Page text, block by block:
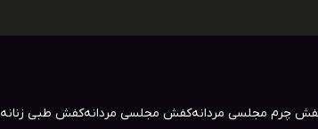
چرم مجلسی مردانهکفش مجلسی مردانهکفش طبی زنانه